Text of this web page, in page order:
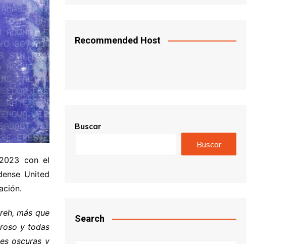
con el
United
más que
y todas
oscuras y
Recommended Host
Buscar
Buscar
Search